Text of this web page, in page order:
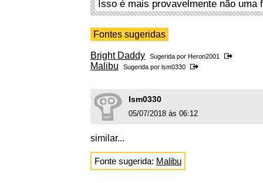
Isso é mais provavelmente não uma
Fontes sugeridas
Bright Daddy Sugerida por Heron2001
Malibu Sugerida por lsm0330
lsm0330
05/07/2018 às 06:12
similar...
Fonte sugerida: Malibu